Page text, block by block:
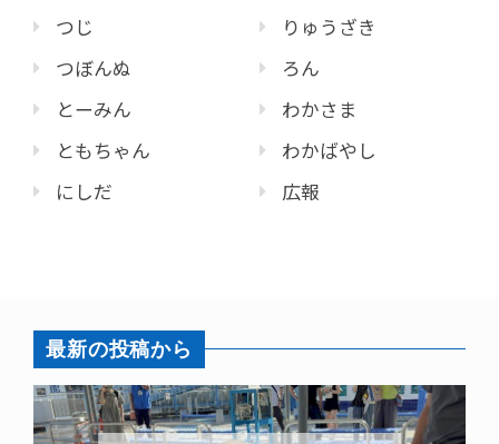
つじ
つぼんぬ
とーみん
ともちゃん
にしだ
りゅうざき
ろん
わかさま
わかばやし
広報
最新の投稿から